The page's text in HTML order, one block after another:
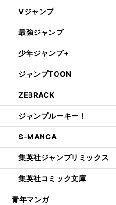
Vジャンプ
最強ジャンプ
少年ジャンプ+
ジャンプTOON
ZEBRACK
ジャンプルーキー！
S-MANGA
集英社ジャンプリミックス
集英社コミック文庫
青年マンガ